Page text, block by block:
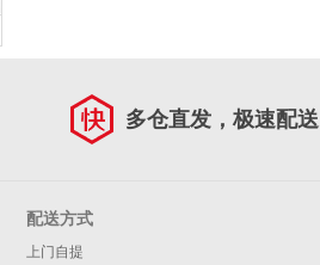
多仓直发，极速配送
配送方式
上门自提